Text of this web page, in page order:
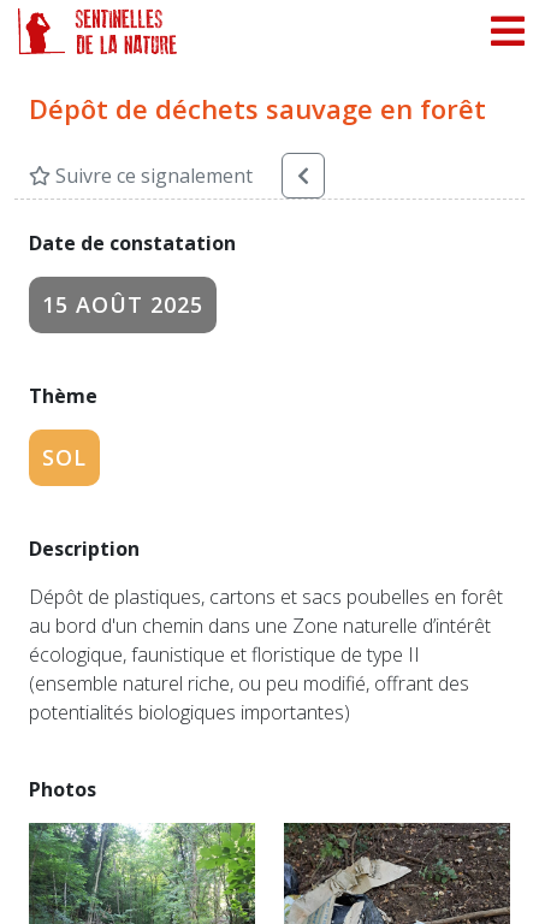
Dépôt de déchets sauvage en forêt
Suivre ce signalement
Date de constatation
15 AOÛT 2025
Thème
SOL
Description
Dépôt de plastiques, cartons et sacs poubelles en forêt
au bord d'un chemin dans une Zone naturelle d’intérêt
écologique, faunistique et floristique de type II
(ensemble naturel riche, ou peu modifié, offrant des
potentialités biologiques importantes)
Photos
Panneau de gestion des cookies